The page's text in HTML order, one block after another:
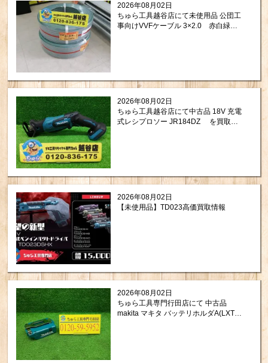
2026年08月02日
ちゅら工具越谷店にて未使用品 公団工
事向けVVFケーブル 3×2.0 赤白緑
2026年08月02日
ちゅら工具越谷店にて中古品 18V 充電
式レシプロソー JR184DZ を買取さ
2026年08月02日
【未使用品】TD023高価買取情報
2026年08月02日
ちゅら工具専門行田店にて 中古品
makita マキタ バッテリホルダA(LXT用)